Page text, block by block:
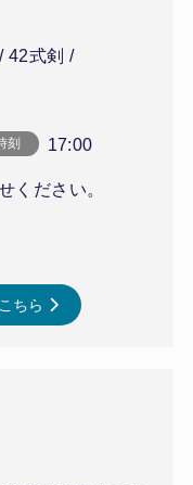
42式剣 /
刻 17:00
ください。
ちら